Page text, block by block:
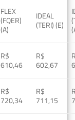
FLEX
(FQER)
(A)
IDEAL
(TERI) (E)
R$
610,46
R$
602,67
R$
720,34
R$
711,15